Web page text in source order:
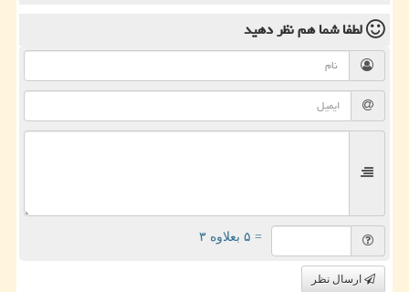
لطفا شما همنظر دهید
= ۵ بعلاوه ۳
ارسال نظر